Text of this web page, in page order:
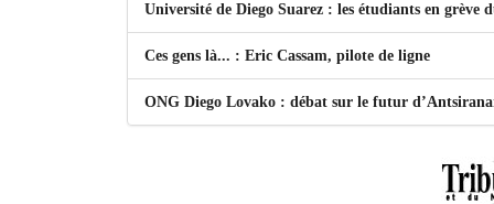
Université de Diego Suarez : les étudiants en grève
Ces gens là... : Eric Cassam, pilote de ligne
ONG Diego Lovako : débat sur le futur